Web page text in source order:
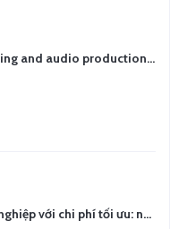
Voice over, dubbing and audio production services in Vietnam for global content
Làm MV chuyên nghiệp với chi phí tối ưu: nên chọn quay thực tế hay video AI?